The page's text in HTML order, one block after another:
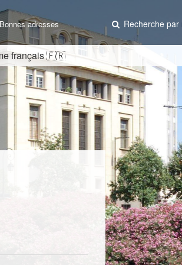
Bonnes adresses Recherche par
français